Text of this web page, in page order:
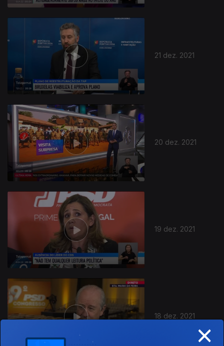
21 dez. 2021
20 dez. 2021
19 dez. 2021
18 dez. 2021
×